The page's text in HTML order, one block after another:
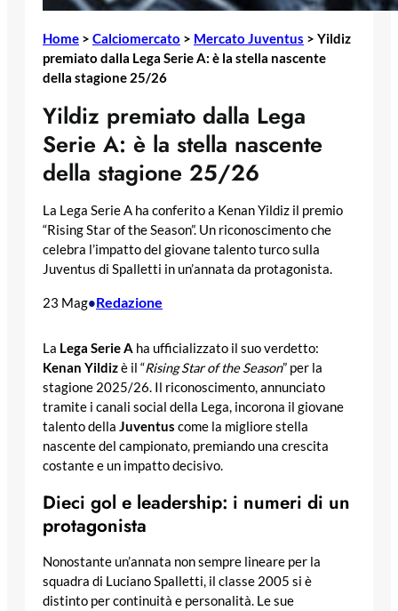
Home > Calciomercato > Mercato Juventus > Yildiz
premiato dalla Lega Serie A: è la stella nascente
della stagione 25/26
Yildiz premiato dalla Lega
Serie A: è la stella nascente
della stagione 25/26
La Lega Serie A ha conferito a Kenan Yildiz il premio
“Rising Star of the Season”. Un riconoscimento che
celebra l’impatto del giovane talento turco sulla
Juventus di Spalletti in un’annata da protagonista.
23 Mag•Redazione
La Lega Serie A ha ufficializzato il suo verdetto:
Kenan Yildizè il “Rising Star of the Season” per la
stagione 2025/26. Il riconoscimento, annunciato
tramite i canali social della Lega, incorona il giovane
talento della Juventus come la migliore stella
nascente del campionato, premiando una crescita
costante e un impatto decisivo.
Dieci gol e leadership: i numeri di un
protagonista
Nonostante un’annata non sempre lineare per la
squadra di Luciano Spalletti, il classe 2005 si è
distinto per continuità e personalità. Le sue